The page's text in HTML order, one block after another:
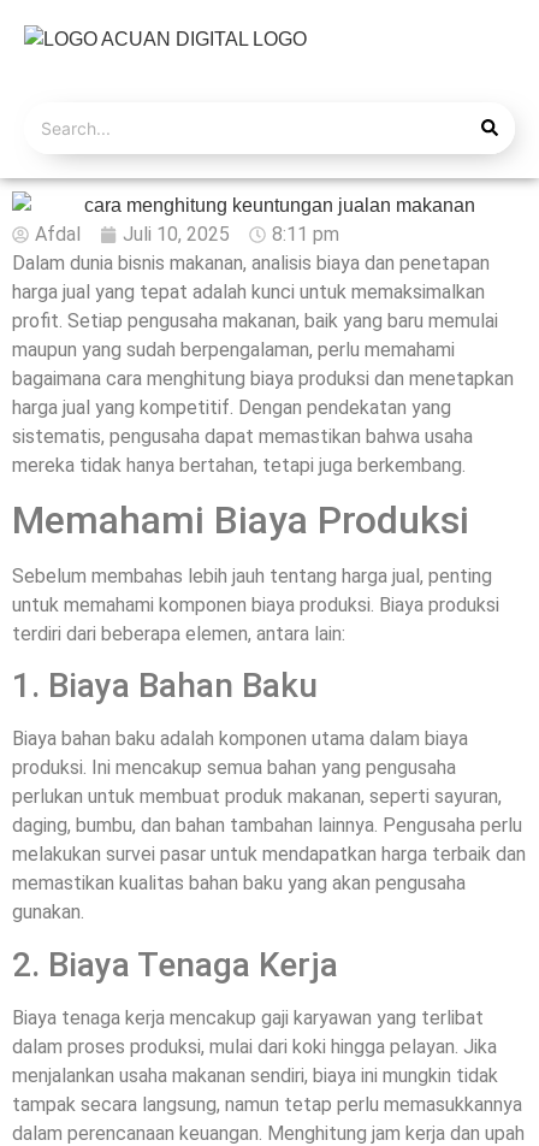
Afdal Juli 10, 2025
8:11 pm
Dalam dunia bisnis makanan, analisis biaya dan penetapan
harga jual yang tepat adalah kunci untuk memaksimalkan
profit. Setiap pengusaha makanan, baik yang baru memulai
maupun yang sudah berpengalaman, perlu memahami
bagaimana cara menghitung biaya produksi dan menetapkan
harga jual yang kompetitif. Dengan pendekatan yang
sistematis, pengusaha dapat memastikan bahwa usaha
mereka tidak hanya bertahan, tetapi juga berkembang.
Memahami Biaya Produksi
Sebelum membahas lebih jauh tentang harga jual, penting
untuk memahami komponen biaya produksi. Biaya produksi
terdiri dari beberapa elemen, antara lain:
1. Biaya Bahan Baku
Biaya bahan baku adalah komponen utama dalam biaya
produksi. Ini mencakup semua bahan yang pengusaha
perlukan untuk membuat produk makanan, seperti sayuran,
daging, bumbu, dan bahan tambahan lainnya. Pengusaha perlu
melakukan survei pasar untuk mendapatkan harga terbaik dan
memastikan kualitas bahan baku yang akan pengusaha
gunakan.
2. Biaya Tenaga Kerja
Biaya tenaga kerja mencakup gaji karyawan yang terlibat
dalam proses produksi, mulai dari koki hingga pelayan. Jika
menjalankan usaha makanan sendiri, biaya ini mungkin tidak
tampak secara langsung, namun tetap perlu memasukkannya
dalam perencanaan keuangan. Menghitung jam kerja dan upah